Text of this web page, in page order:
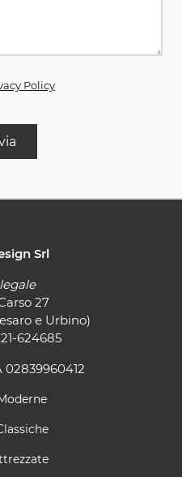
Policy
Srl
27
e Urbino)
624685
02839960412